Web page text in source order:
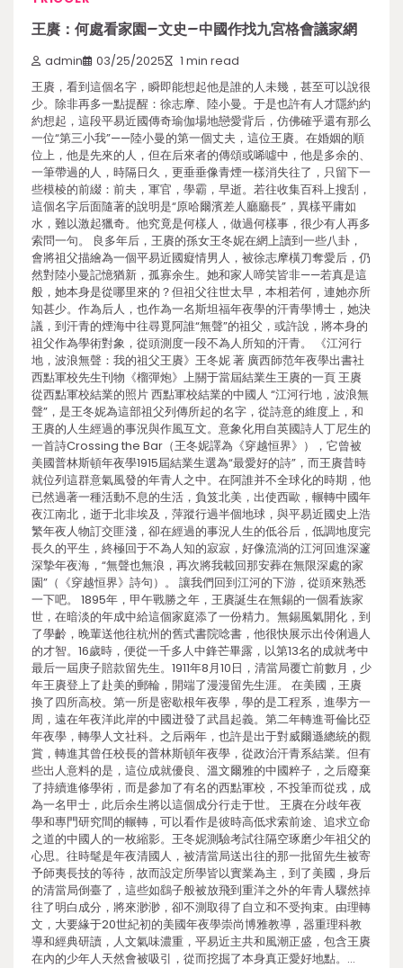
王賡：何處看家園–文史–中國作找九宮格會議家網
admin 03/25/2025 1 min read
王賡，看到這個名字，瞬即能想起他是誰的人未幾，甚至可以說很
少。除非再多一點提醒：徐志摩、陸小曼。于是也許有人才隱約約
約想起，這段平易近國傳奇瑜伽場地戀愛背后，仿佛確乎還有那么
一位“第三小我”——陸小曼的第一個丈夫，這位王賡。在婚姻的順
位上，他是先來的人，但在后來者的傳頌或唏噓中，他是多余的、
一筆帶過的人，時隔日久，更垂垂像青煙一樣消失往了，只留下一
些模棱的前綴：前夫，軍官，學霸，早逝。若往收集百科上搜刮，
這個名字后面隨著的說明是“原哈爾濱差人廳廳長”，異樣平庸如
水，難以激起獵奇。他究竟是何樣人，做過何樣事，很少有人再多
索問一句。 良多年后，王賡的孫女王冬妮在網上讀到一些八卦，
會將祖父描繪為一個平易近國癡情男人，被徐志摩橫刀奪愛后，仍
然對陸小曼記憶猶新，孤寡余生。她和家人啼笑皆非——若真是這
般，她本身是從哪里來的？但祖父往世太早，本相若何，連她亦所
知甚少。作為后人，也作為一名斯坦福年夜學的汗青學博士，她決
議，到汗青的煙海中往尋覓阿誰“無聲”的祖父，或許說，將本身的
祖父作為學術對象，從頭測度一段不為人所知的汗青。 《江河行
地，波浪無聲：我的祖父王賡》王冬妮 著 廣西師范年夜學出書社
西點軍校先生刊物《榴彈炮》上關于當屆結業生王賡的一頁 王賡
從西點軍校結業的照片 西點軍校結業的中國人 “江河行地，波浪無
聲”，是王冬妮為這部祖父列傳所起的名字，從詩意的維度上，和
王賡的人生經過的事況與作風互文。意象化用自英國詩人丁尼生的
一首詩Crossing the Bar（王冬妮譯為《穿越恒界》），它曾被
美國普林斯頓年夜學1915屆結業生選為“最愛好的詩”，而王賡昔時
就位列這群意氣風發的年青人之中。在阿誰并不全球化的時期，他
已然過著一種活動不息的生活，負笈北美，出使西歐，輾轉中國年
夜江南北，逝于北非埃及，萍蹤行過半個地球，與平易近國史上浩
繁年夜人物訂交匪淺，卻在經過的事況人生的低谷后，低調地度完
長久的平生，終極回于不為人知的寂寂，好像流淌的江河回進深邃
深摯年夜海，“無聲也無浪，再次將我載回那安葬在無限深處的家
園”（《穿越恒界》詩句）。 讓我們回到江河的下游，從頭來熟悉
一下吧。 1895年，甲午戰勝之年，王賡誕生在無錫的一個看族家
世，在暗淡的年成中給這個家庭添了一份精力。無錫風氣開化，到
了學齡，晚輩送他往杭州的舊式書院唸書，他很快展示出伶俐過人
的才智。16歲時，便從一千多人中鋒芒畢露，以第13名的成就考中
最后一屆庚子賠款留先生。1911年8月10日，清當局覆亡前數月，少
年王賡登上了赴美的郵輪，開端了漫漫留先生涯。 在美國，王賡
換了四所高校。第一所是密歇根年夜學，學的是工程系，進學方一
周，遠在年夜洋此岸的中國迸發了武昌起義。第二年轉進哥倫比亞
年夜學，轉學人文社科。之后兩年，也許是出于對威爾遜總統的觀
賞，轉進其曾任校長的普林斯頓年夜學，從政治汗青系結業。但有
些出人意料的是，這位成就優良、溫文爾雅的中國粹子，之后廢棄
了持續進修學術，而是參加了有名的西點軍校，不投筆而從戎，成
為一名甲士，此后余生將以這個成分行走于世。 王賡在分歧年夜
學和專門研究間的輾轉，可以看作是彼時高低求索前途、追求立命
之道的中國人的一枚縮影。王冬妮測驗考試往隔空琢磨少年祖父的
心思。往時髦是年夜清國人，被清當局送出往的那一批留先生被寄
予師夷長技的等待，故而設定所學皆以實業為主，到了美國，身后
的清當局倒臺了，這些如鷂子般被放飛到重洋之外的年青人驟然掉
往了明白成分，將來渺渺，卻不測取得了自立和不受拘束。由理轉
文，大要緣于20世紀初的美國年夜學崇尚博雅教導，器重理科教
導和經典研讀，人文氣味濃重，平易近主共和風潮正盛，包含王賡
在內的少年人天然會被吸引，從而挖掘了本身真正愛好地點。…